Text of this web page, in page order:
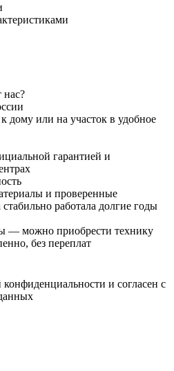
дому или на участок в удобное
гарантией и
и проверенные
работала долгие годы
— можно приобрести технику
без переплат
и согласен с